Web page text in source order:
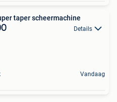
taper scheermachine
Details
Vandaag